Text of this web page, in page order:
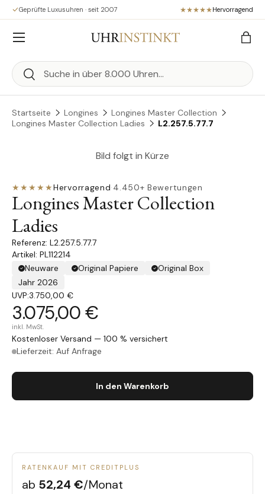
Direkt zum Inhalt
Geprüfte Luxusuhren · seit 2007 Hervorragend
Suchen
Suchen
Menü
Startseite Longines
Longines Master Collection
Longines Master Collection Ladies
L2.257.5.77.7
Bild folgt in Kürze
★★★★★Hervorragend·4.450+ Bewertungen
Longines Master Collection
Ladies
L2.257.5.77.7
Artikel: PL112214
Neuware
Original Papiere
Original Box
Jahr 2026
UVP:3.750,00 €
3.075,00 €
inkl. MwSt.
Kostenloser Versand — 100 % versichert
Lieferzeit: Auf Anfrage
In den Warenkorb
RATENKAUF MIT CREDITPLUS
ab 52,24 €/Monat